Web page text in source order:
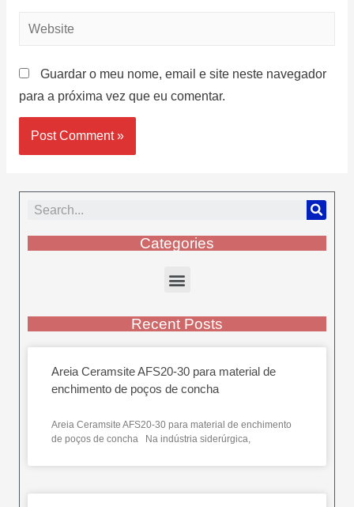
Guardar o meu nome, email e site neste navegador
para a próxima vez que eu comentar.
Categories
Recent Posts
Areia Ceramsite AFS20-30 para material de
enchimento de poços de concha
Areia Ceramsite AFS20-30 para material de enchimento
de poços de concha Na indústria siderúrgica,